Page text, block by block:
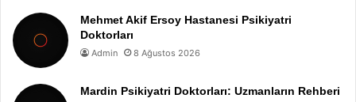
Mehmet Akif Ersoy Hastanesi Psikiyatri
Doktorları
Admin 8 Ağustos 2026
Mardin Psikiyatri Doktorları: Uzmanların Rehberi